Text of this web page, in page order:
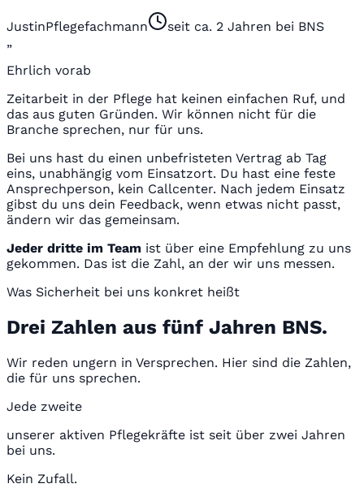
JustinPflegefachmann
seit ca. 2 Jahren bei BNS
„
Ehrlich vorab
Zeitarbeit in der Pflege hat keinen einfachen Ruf, und
das aus guten Gründen. Wir können nicht für die
Branche sprechen, nur für uns.
Bei uns hast du einen unbefristeten Vertrag ab Tag
eins, unabhängig vom Einsatzort. Du hast eine feste
Ansprechperson, kein Callcenter. Nach jedem Einsatz
gibst du uns dein Feedback, wenn etwas nicht passt,
ändern wir das gemeinsam.
Jeder dritte im Team ist über eine Empfehlung zu uns
gekommen. Das ist die Zahl, an der wir uns messen.
Was Sicherheit bei uns konkret heißt
Drei Zahlen aus fünf Jahren BNS.
Wir reden ungern in Versprechen. Hier sind die Zahlen,
die für uns sprechen.
Jede zweite
unserer aktiven Pflegekräfte ist seit über zwei Jahren
bei uns.
Kein Zufall.